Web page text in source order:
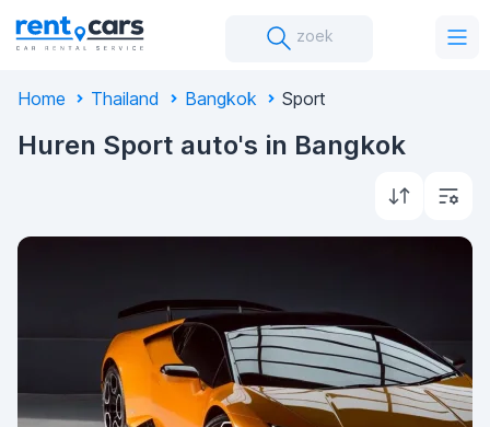
zoek
Home Thailand Bangkok Sport
Huren Sport auto's in Bangkok